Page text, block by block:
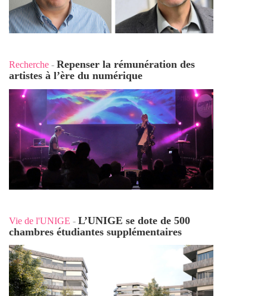
Recherche - Repenser la rémunération des
artistes à l’ère du numérique
Vie de l'UNIGE - L’UNIGE se dote de 500
chambres étudiantes supplémentaires